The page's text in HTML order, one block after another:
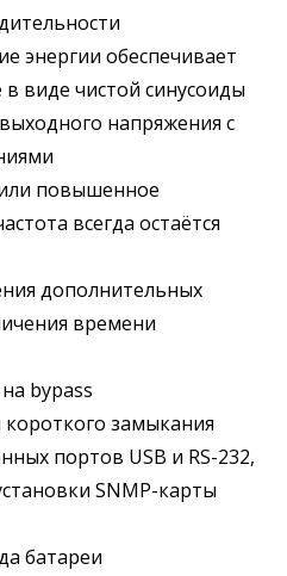
энергии обеспечивает
виде чистой синусоиды
напряжения с
повышенное
всегда остаётся
дополнительных
времени
bypass
замыкания
портов USB и RS-232,
SNMP-карты
батареи